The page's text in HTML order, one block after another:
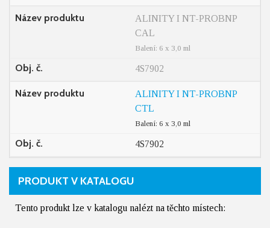
Název produktu
ALINITY I NT-PROBNP
CAL
Balení: 6 x 3,0 ml
Obj. č. 4S7902
Název produktu
ALINITY I NT-PROBNP
CTL
Balení: 6 x 3,0 ml
Obj. č. 4S7902
PRODUKT V KATALOGU
Tento produkt lze v katalogu nalézt na těchto místech: